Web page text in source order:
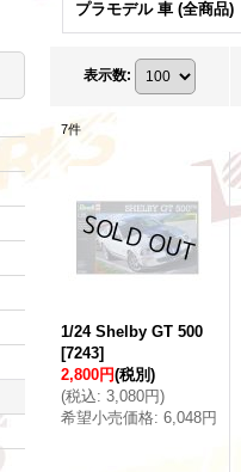
プラモデル 車 (全商品)
表示数:
7件
1/24 Shelby GT 500
[7243]
2,800円(税別)
(税込: 3,080円)
希望小売価格: 6,048円